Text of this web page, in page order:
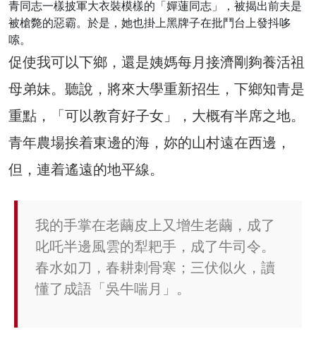
青同志一樣披軍大衣裝模樣的「嬋蓮同志」，被揭出前夫是
被槍斃的惡霸。於是，她也掛上黑牌子在批鬥台上發抖哆
嗦。
促使我可以下鄉，還是姨媽每月接濟剛夠養活祖
母弟妹。聽說，將來大學重新招生，下鄉知青是
重點，「可以教育好子女」，大概有半席之地。
青年農場挨着東邊的海，妳的山村遠在西邊，
但，連着遙遠的地平線。
我的手掌在老繭皮上又增生老繭，成了
叱吒半邊風雲的犁耙手，成了牛司令。
春水如刀，春耕刺骨寒；三伏似火，讀
懂了成語「吳牛喘月」。